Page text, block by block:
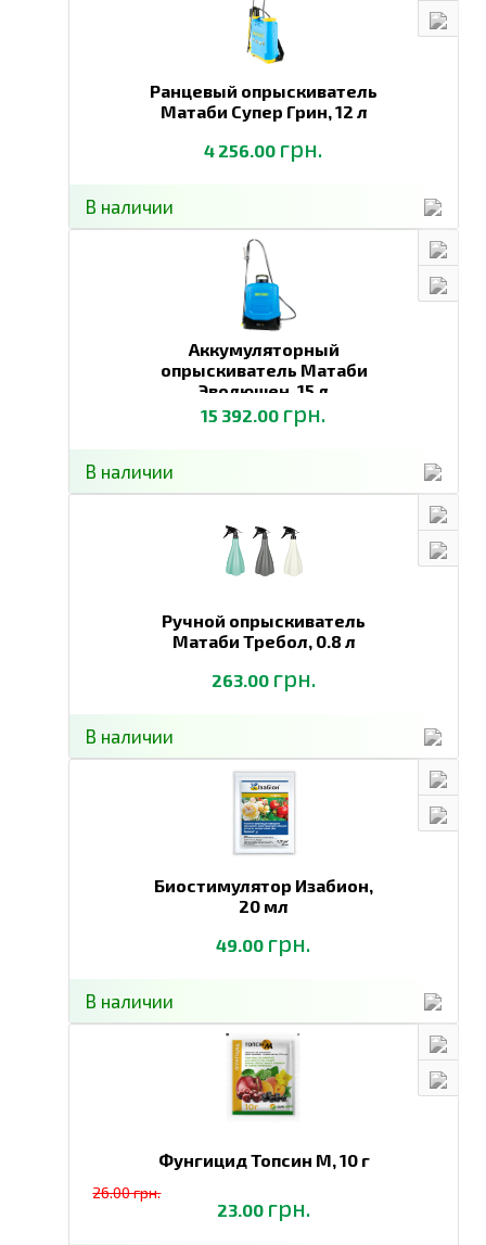
Ранцевый опрыскиватель
Матаби Супер Грин,12 л
4 256.00 грн.
В наличии
Аккумуляторный
опрыскиватель Матаби
Эволюшен, 15 л
15 392.00 грн.
В наличии
Ручной опрыскиватель
Матаби Требол, 0.8 л
263.00 грн.
В наличии
Биостимулятор Изабион,
20 мл
49.00 грн.
В наличии
Фунгицид Топсин М,10 г
23.00 грн.
26.00 грн.